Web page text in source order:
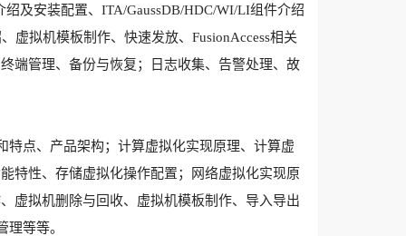
及安装配置、ITA/GaussDB/HDC/WI/LI组件介绍
虚拟机模板制作、快速发放、FusionAccess相关
端管理、备份与恢复；日志收集、告警处理、故
特点、产品架构；计算虚拟化实现原理、计算虚
特性、存储虚拟化操作配置；网络虚拟化实现原
虚拟机删除与回收、虚拟机模板制作、导入导出
等等。